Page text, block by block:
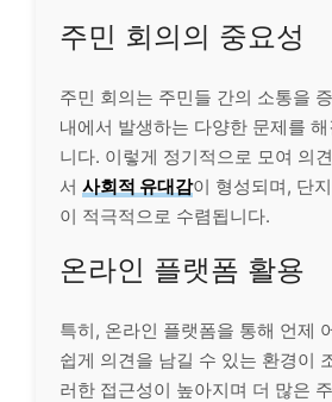
주민 회의의 중요성
주민 회의는 주민들 간의 소통을
내에서 발생하는 다양한 문제를
니다. 이렇게 정기적으로 모여 의
서 사회적 유대감이 형성되며, 단
이 적극적으로 수렴됩니다.
온라인 플랫폼 활용
특히, 온라인 플랫폼을 통해 언제
쉽게 의견을 남길 수 있는 환경이
러한 접근성이 높아지며 더 많은